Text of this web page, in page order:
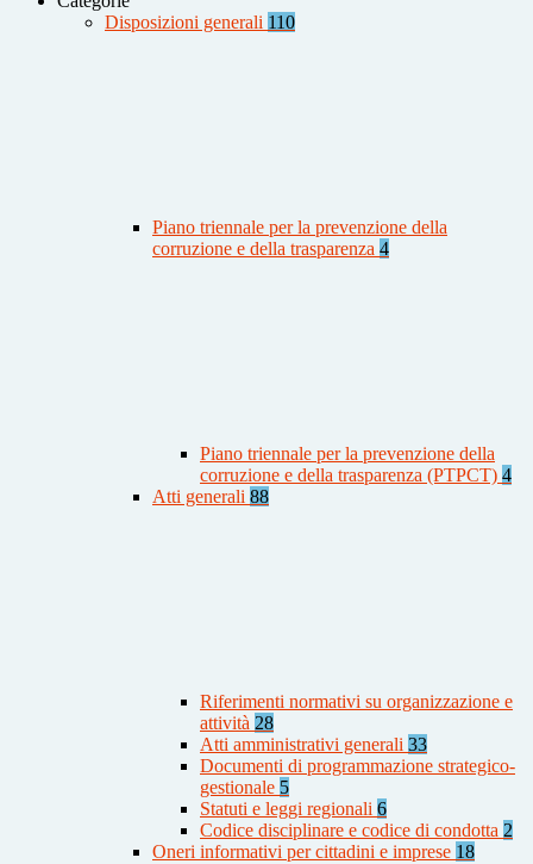
Disposizioni generali 110
Piano triennale per la prevenzione della
corruzione e della trasparenza 4
Piano triennale per la prevenzione della
corruzione e della trasparenza (PTPCT) 4
Atti generali 88
Riferimenti normativi su organizzazione e
attività 28
Atti amministrativi generali 33
Documenti di programmazione strategico-
gestionale 5
Statuti e leggi regionali 6
Codice disciplinare e codice di condotta 2
Oneri informativi per cittadini e imprese 18